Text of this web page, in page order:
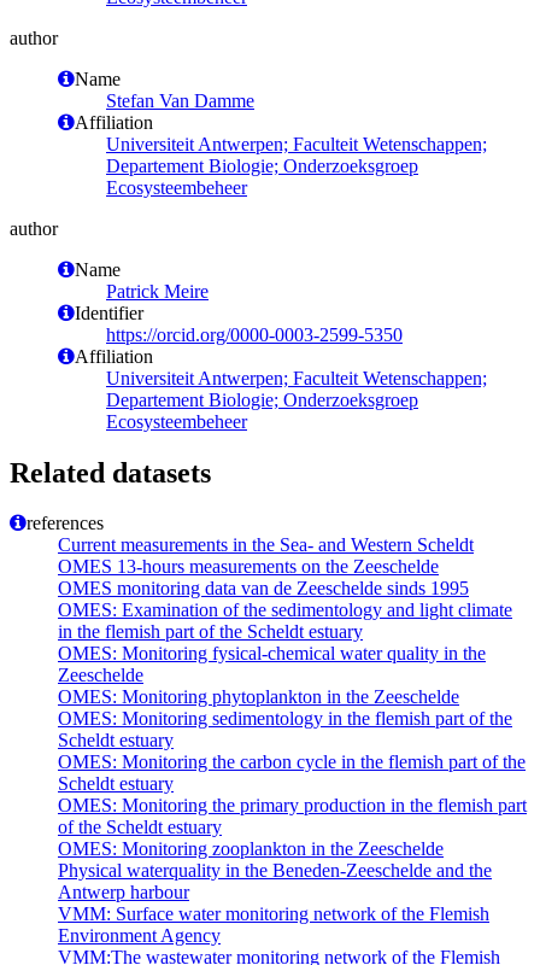
author
Name
Stefan Van Damme
Affiliation
Universiteit Antwerpen; Faculteit Wetenschappen;
Departement Biologie; Onderzoeksgroep
Ecosysteembeheer
author
Name
Patrick Meire
Identifier
https://orcid.org/0000-0003-2599-5350
Affiliation
Universiteit Antwerpen; Faculteit Wetenschappen;
Departement Biologie; Onderzoeksgroep
Ecosysteembeheer
Related datasets
references
Current measurements in the Sea- and Western Scheldt
OMES 13-hours measurements on the Zeeschelde
OMES monitoring data van de Zeeschelde sinds 1995
OMES: Examination of the sedimentology and light climate
in the flemish part of the Scheldt estuary
OMES: Monitoring fysical-chemical water quality in the
Zeeschelde
OMES: Monitoring phytoplankton in the Zeeschelde
OMES: Monitoring sedimentology in the flemish part of the
Scheldt estuary
OMES: Monitoring the carbon cycle in the flemish part of the
Scheldt estuary
OMES: Monitoring the primary production in the flemish part
of the Scheldt estuary
OMES: Monitoring zooplankton in the Zeeschelde
Physical waterquality in the Beneden-Zeeschelde and the
Antwerp harbour
VMM: Surface water monitoring network of the Flemish
Environment Agency
VMM:The wastewater monitoring network of the Flemish